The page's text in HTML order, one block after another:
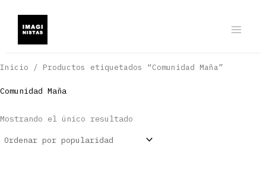
contenido
Inicio / Productos etiquetados “Comunidad Maña”
Comunidad Maña
Mostrando el único resultado